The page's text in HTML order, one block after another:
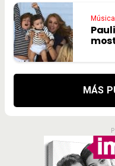
Música
MÁS